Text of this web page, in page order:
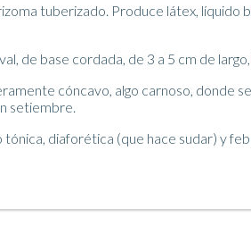
tuberizado. Produce látex,
de base cordada, de 3 a 5 cm de
cóncavo, algo carnoso, donde
setiembre.
diaforética (que hace sudar) y